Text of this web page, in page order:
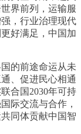
界前列，运输服
，行业治理现代
好满足，中国加
的前途命运从未
、促进民心相通
合国2030年可持
际交流与合作，
同体贡献中国智